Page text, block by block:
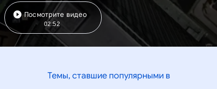
Посмотрите видео
02:52
Темы, ставшие популярными в